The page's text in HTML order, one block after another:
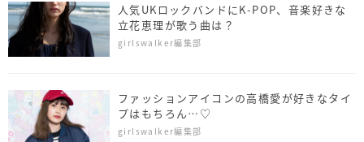
人気UKロックバンドにK-POP、音楽好きな
立花恵理が歌う曲は？
girlswalker編集部
ファッションアイコンの高橋愛が好きなタイ
プはもちろん…♡
girlswalker編集部